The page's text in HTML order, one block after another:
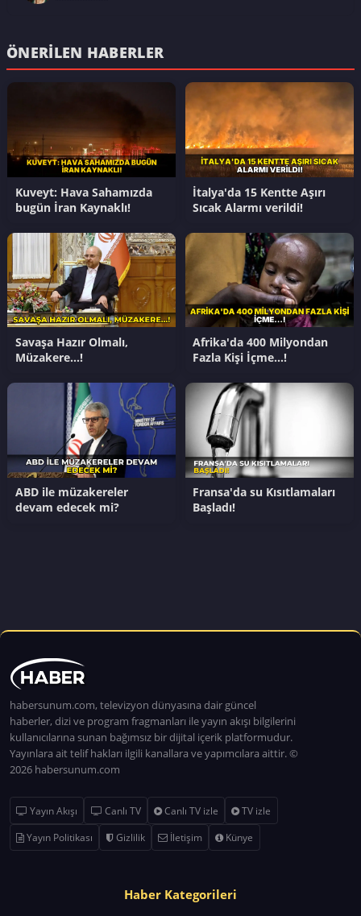
ÖNERILEN HABERLER
Kuveyt: Hava Sahamızda
bugün İran Kaynaklı!
İtalya'da 15 Kentte Aşırı
Sıcak Alarmı verildi!
Savaşa Hazır Olmalı,
Müzakere…!
Afrika'da 400 Milyondan
Fazla Kişi İçme…!
ABD ile müzakereler
devam edecek mi?
Fransa'da su Kısıtlamaları
Başladı!
habersunum.com, televizyon dünyasına dair güncel
haberler, dizi ve program fragmanları ile yayın akışı bilgilerini
kullanıcılarına sunan bağımsız bir dijital içerik platformudur.
Yayınlara ait telif hakları ilgili kanallara ve yapımcılara aittir. ©
2026 habersunum.com
Yayın Akışı Canlı TV Canlı TV izle
TV izle
Yayın Politikası
Gizlilik İletişim Künye
Haber Kategorileri